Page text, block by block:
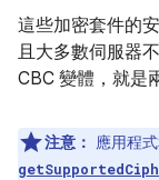
這些加密套件的
且大多數伺服器
CBC 變體，就是
注意： 應用程